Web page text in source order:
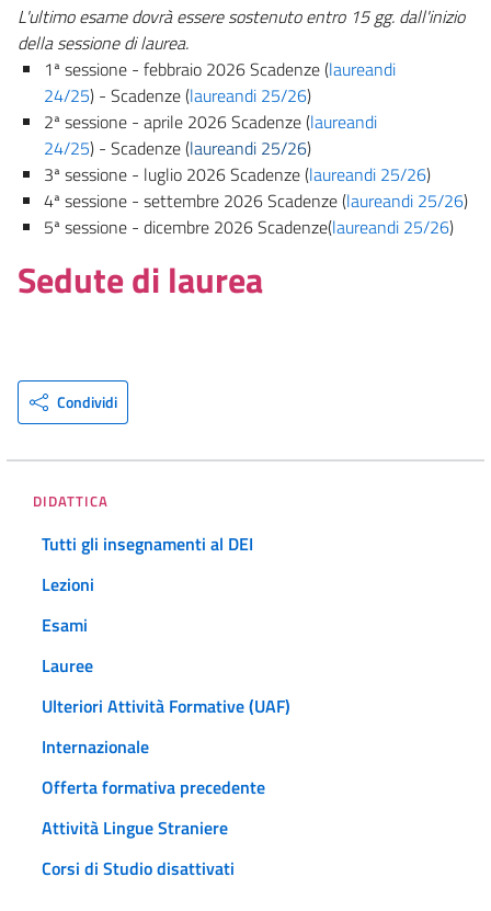
L'ultimo esame dovrà essere sostenuto entro 15 gg. dall'inizio
della sessione di laurea.
1ª sessione - febbraio 2026 Scadenze (laureandi
24/25) - Scadenze (laureandi 25/26)
2ª sessione - aprile 2026 Scadenze (laureandi
24/25) - Scadenze (laureandi 25/26)
3ª sessione - luglio 2026 Scadenze (laureandi 25/26)
4ª sessione - settembre 2026 Scadenze(laureandi 25/26)
5ª sessione - dicembre 2026 Scadenze(laureandi 25/26)
Sedute di laurea
Condividi
DIDATTICA
Tutti gli insegnamenti al DEI
Lezioni
Esami
Lauree
Ulteriori Attività Formative (UAF)
Internazionale
Offerta formativa precedente
Attività Lingue Straniere
Corsi di Studio disattivati